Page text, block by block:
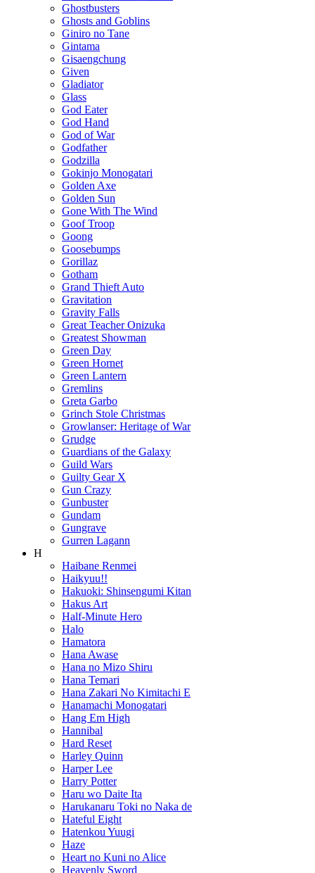
Ghostbusters
Ghosts and Goblins
Giniro no Tane
Gintama
Gisaengchung
Given
Gladiator
Glass
God Eater
God Hand
God of War
Godfather
Godzilla
Gokinjo Monogatari
Golden Axe
Golden Sun
Gone With The Wind
Goof Troop
Goong
Goosebumps
Gorillaz
Gotham
Grand Thieft Auto
Gravitation
Gravity Falls
Great Teacher Onizuka
Greatest Showman
Green Day
Green Hornet
Green Lantern
Gremlins
Greta Garbo
Grinch Stole Christmas
Growlanser: Heritage of War
Grudge
Guardians of the Galaxy
Guild Wars
Guilty Gear X
Gun Crazy
Gunbuster
Gundam
Gungrave
Gurren Lagann
H
Haibane Renmei
Haikyuu!!
Hakuoki: Shinsengumi Kitan
Hakus Art
Half-Minute Hero
Halo
Hamatora
Hana Awase
Hana no Mizo Shiru
Hana Temari
Hana Zakari No Kimitachi E
Hanamachi Monogatari
Hang Em High
Hannibal
Hard Reset
Harley Quinn
Harper Lee
Harry Potter
Haru wo Daite Ita
Harukanaru Toki no Naka de
Hateful Eight
Hatenkou Yuugi
Haze
Heart no Kuni no Alice
Heavenly Sword